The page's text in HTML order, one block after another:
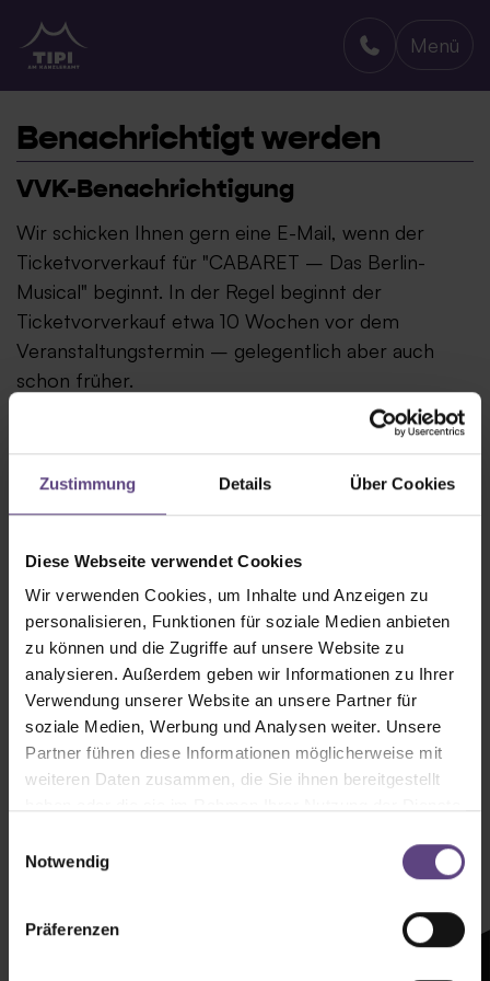
Zustimmung Details Über Cookies
Diese Webseite verwendet Cookies
Wir verwenden Cookies, um Inhalte und Anzeigen zu
personalisieren, Funktionen für soziale Medien anbieten
zu können und die Zugriffe auf unsere Website zu
analysieren. Außerdem geben wir Informationen zu Ihrer
Verwendung unserer Website an unsere Partner für
soziale Medien, Werbung und Analysen weiter. Unsere
Partner führen diese Informationen möglicherweise mit
weiteren Daten zusammen, die Sie ihnen bereitgestellt
Notwendig
Präferenzen
TIPI AM KANZLERAMT
Menü
Benachrichtigt werden
VVK-Benachrichtigung
Wir schicken Ihnen gern eine E-Mail, wenn der
Ticketvorverkauf für "CABARET – Das Berlin-
Musical" beginnt. In der Regel beginnt der
Ticketvorverkauf etwa 10 Wochen vor dem
Veranstaltungstermin – gelegentlich aber auch
schon früher.
Newsletter mit
Zeltenheitswert
Newsletter abonnieren